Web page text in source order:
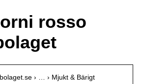
rosso
› … › Mjukt & Bärigt